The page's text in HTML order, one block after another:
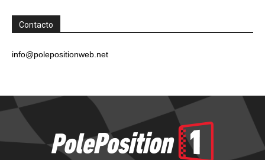
Contacto
info@polepositionweb.net